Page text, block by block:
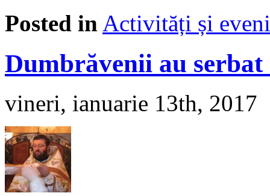
Posted in Activități și
Dumbrăvenii au
vineri, ianuarie 13th, 2017